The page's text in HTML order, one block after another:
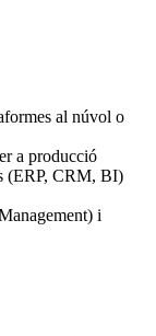
al núvol o
a producció
(ERP, CRM, BI)
i